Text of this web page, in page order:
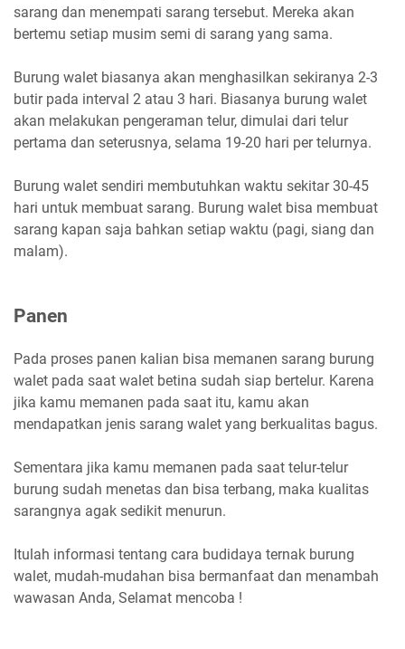
sarang dan menempati sarang tersebut. Mereka akan
bertemu setiap musim semi di sarang yang sama.
Burung walet biasanya akan menghasilkan sekiranya 2-3
butir pada interval 2 atau 3 hari. Biasanya burung walet
akan melakukan pengeraman telur, dimulai dari telur
pertama dan seterusnya, selama 19-20 hari per telurnya.
Burung walet sendiri membutuhkan waktu sekitar 30-45
hari untuk membuat sarang. Burung walet bisa membuat
sarang kapan saja bahkan setiap waktu (pagi, siang dan
malam).
Panen
Pada proses panen kalian bisa memanen sarang burung
walet pada saat walet betina sudah siap bertelur. Karena
jika kamu memanen pada saat itu, kamu akan
mendapatkan jenis sarang walet yang berkualitas bagus.
Sementara jika kamu memanen pada saat telur-telur
burung sudah menetas dan bisa terbang, maka kualitas
sarangnya agak sedikit menurun.
Itulah informasi tentang cara budidaya ternak burung
walet, mudah-mudahan bisa bermanfaat dan menambah
wawasan Anda, Selamat mencoba !